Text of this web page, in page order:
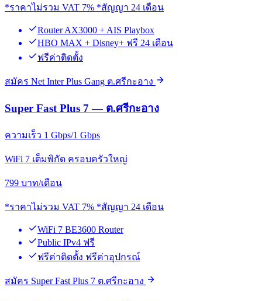
*ราคาไม่รวม VAT 7% *สัญญา 24 เดือน
Router AX3000 + AIS Playbox
HBO MAX + Disney+ ฟรี 24 เดือน
ฟรีค่าติดตั้ง
สมัคร Net Inter Plus Gang ต.ศรีกะอาง
Super Fast Plus 7 — ต.ศรีกะอาง
ความเร็ว 1 Gbps/1 Gbps
WiFi 7 เต็มพิกัด ครอบครัวใหญ่
799 บาท/เดือน
*ราคาไม่รวม VAT 7% *สัญญา 24 เดือน
WiFi 7 BE3600 Router
Public IPv4 ฟรี
ฟรีค่าติดตั้ง ฟรีค่าอุปกรณ์
สมัคร Super Fast Plus 7 ต.ศรีกะอาง